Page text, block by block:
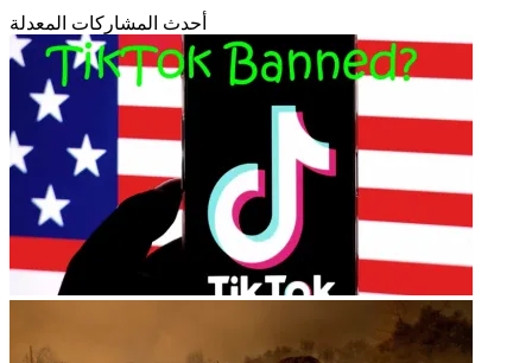
أحدث المشاركات المعدلة